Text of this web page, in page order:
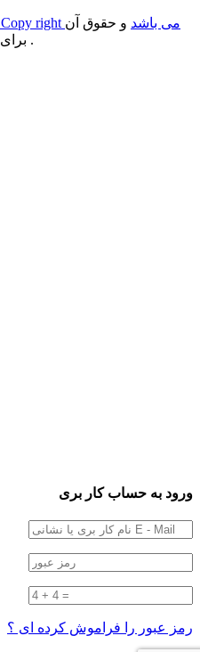
مطالب این تار نما مشمول قانون Copy right می باشد و حقوق آن
برای محفوظ است .
ورود به حساب کار بری
رمز عبور را فراموش کرده ای ؟